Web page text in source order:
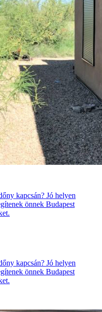
kapcsán? Jó helyen
önnek Budapest
kapcsán? Jó helyen
önnek Budapest